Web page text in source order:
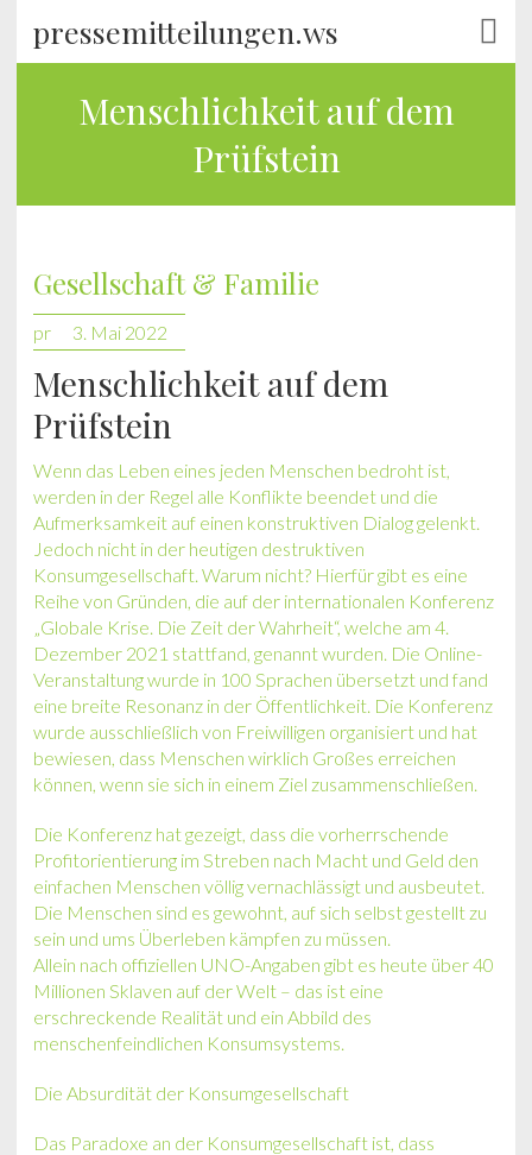
pressemitteilungen.ws
Menschlichkeit auf dem
Prüfstein
Gesellschaft & Familie
pr 3. Mai 2022
Menschlichkeit auf dem
Prüfstein
Wenn das Leben eines jeden Menschen bedroht ist,
werden in der Regel alle Konflikte beendet und die
Aufmerksamkeit auf einen konstruktiven Dialog gelenkt.
Jedoch nicht in der heutigen destruktiven
Konsumgesellschaft. Warum nicht? Hierfür gibt es eine
Reihe von Gründen, die auf der internationalen Konferenz
„Globale Krise. Die Zeit der Wahrheit“, welche am 4.
Dezember 2021 stattfand, genannt wurden. Die Online-
Veranstaltung wurde in 100 Sprachen übersetzt und fand
eine breite Resonanz in der Öffentlichkeit. Die Konferenz
wurde ausschließlich von Freiwilligen organisiert und hat
bewiesen, dass Menschen wirklich Großes erreichen
können, wenn sie sich in einem Ziel zusammenschließen.
Die Konferenz hat gezeigt, dass die vorherrschende
Profitorientierung im Streben nach Macht und Geld den
einfachen Menschen völlig vernachlässigt und ausbeutet.
Die Menschen sind es gewohnt, auf sich selbst gestellt zu
sein und ums Überleben kämpfen zu müssen.
Allein nach offiziellen UNO-Angaben gibt es heute über 40
Millionen Sklaven auf der Welt – das ist eine
erschreckende Realität und ein Abbild des
menschenfeindlichen Konsumsystems.
Die Absurdität der Konsumgesellschaft
Das Paradoxe an der Konsumgesellschaft ist, dass